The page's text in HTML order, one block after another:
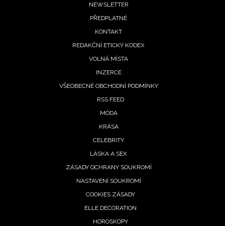
NEWSLETTER
PŘEDPLATNÉ
KONTAKT
REDAKČNÍ ETICKÝ KODEX
VOLNÁ MÍSTA
INZERCE
VŠEOBECNÉ OBCHODNÍ PODMÍNKY
RSS FEED
MÓDA
KRÁSA
CELEBRITY
LÁSKA A SEX
ZÁSADY OCHRANY SOUKROMÍ
NASTAVENÍ SOUKROMÍ
COOKIES ZÁSADY
ELLE DECORATION
HOROSKOPY